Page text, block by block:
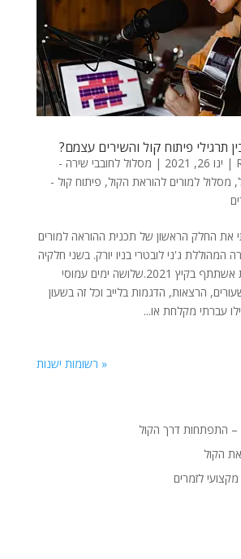
תרגילי פיתוח קול והשירים עצמם?
| ינו 26, 2021 | מסלול לחובבי שירה -
, מסלול למורים להוראת הקול, פיתוח קול -
את החלק הראשון של תכנית ההוראה למורים
המהוללת ג'ני לובטרי בניו יורק. בשני חלקיה
האחרים של התכנית אשתתף בקיץ 2021.שלושה ימים עמוסי
הרצאות, הדגמות בלייב וכל זה בשעון
עברתי מקלחת או...
« רשומות ישנות
– התפתחות דרך הקול
הקול
לזמרים